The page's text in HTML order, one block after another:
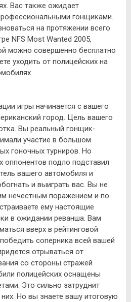
Вас также ожидает
гонщиками.
на протяжении всего
NFS Most Wanted 2005,
можно совершенно бесплатно
уходить от полицейских на
игры начинается с вашего
город. Цель вашего
Вы реальный гонщик-
участие в большом
гоночных турниров. Но
подло подставил
вашего автомобиля и
и выиграть вас. Вы не
нечестным поражением и по
ему настоящие
в ожидании реванша. Вам
вверх в рейтинговой
соперника всей вашей
отрываться от
со стороны стражей
полицейских оснащены
Это сильно затруднит
Но вы знаете вашу итоговую